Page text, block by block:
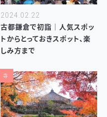
2024.02.22
古都鎌倉で初詣｜人気スポッ
トからとっておきスポット、楽
しみ方まで
寺